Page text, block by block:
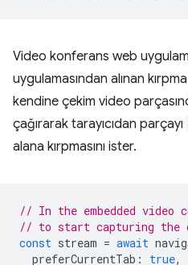
Video konferans web
uygulamasından alınan
kendine çekim video
çağırarak tarayıcıdan parçayı
alana kırpmasını ister.
// In the embedded video
// to start capturing the
const stream = await
preferCurrentTab : true,